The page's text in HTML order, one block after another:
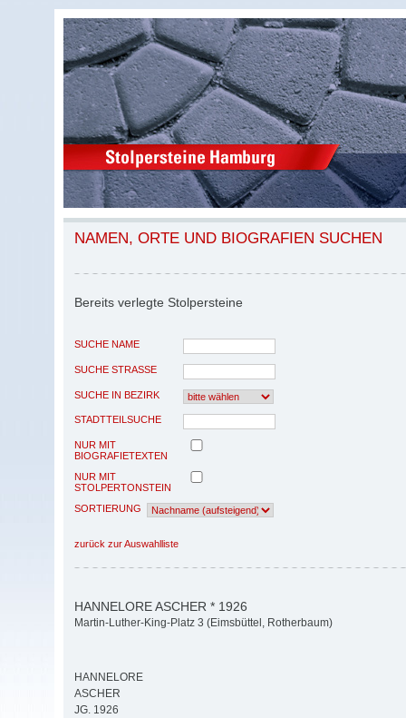
NAMEN, ORTE UND BIOGRAFIEN SUCHEN
Bereits verlegte Stolpersteine
SUCHE NAME
SUCHE STRASSE
SUCHE IN BEZIRK
STADTTEILSUCHE
NUR MIT
BIOGRAFIETEXTEN
NUR MIT
STOLPERTONSTEIN
SORTIERUNG
zurück zur Auswahlliste
HANNELORE ASCHER * 1926
Martin-Luther-King-Platz 3 (Eimsbüttel, Rotherbaum)
HANNELORE
ASCHER
JG. 1926